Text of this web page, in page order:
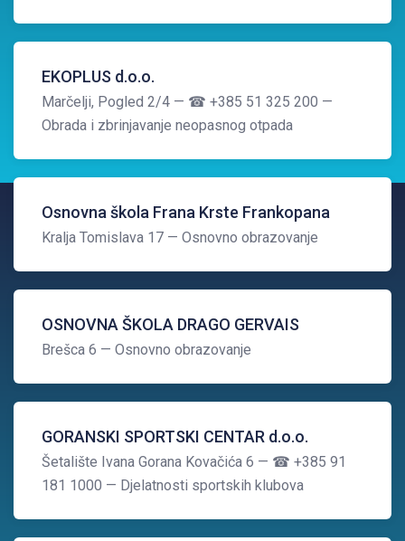
EKOPLUS d.o.o.
Marčelji, Pogled 2/4 — ☎ +385 51 325 200 —
Obrada i zbrinjavanje neopasnog otpada
Osnovna škola Frana Krste Frankopana
Kralja Tomislava 17 — Osnovno obrazovanje
OSNOVNA ŠKOLA DRAGO GERVAIS
Brešca 6 — Osnovno obrazovanje
GORANSKI SPORTSKI CENTAR d.o.o.
Šetalište Ivana Gorana Kovačića 6 — ☎ +385 91
181 1000 — Djelatnosti sportskih klubova